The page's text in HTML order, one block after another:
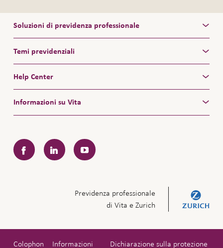
Soluzioni di previdenza professionale
Temi previdenziali
Help Center
Informazioni su Vita
FacebookLinkedInYouTube
Previdenza professionale
di Vita e Zurich
Colophon Informazioni Dichiarazione sulla protezione